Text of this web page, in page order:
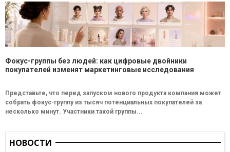
Фокус-группы без людей: как цифровые двойники
покупателей изменят маркетинговые исследования
Представьте, что перед запуском нового продукта компания может
собрать фокус-группу из тысяч потенциальных покупателей за
несколько минут. Участники такой группы...
НОВОСТИ